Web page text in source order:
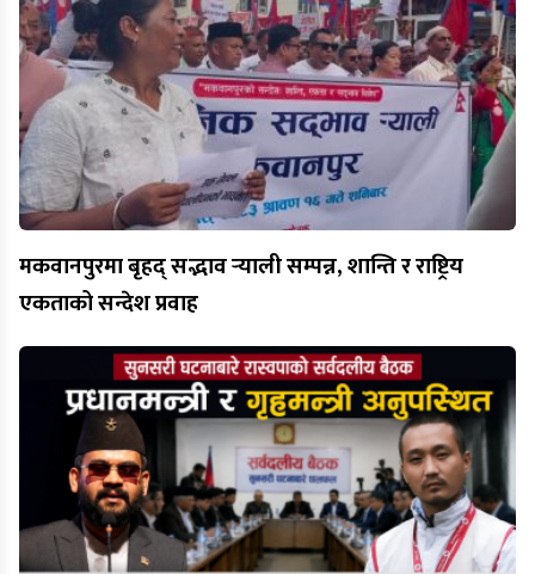
मकवानपुरमा बृहद् सद्भाव र्‍याली सम्पन्न, शान्ति र राष्ट्रिय
एकताको सन्देश प्रवाह